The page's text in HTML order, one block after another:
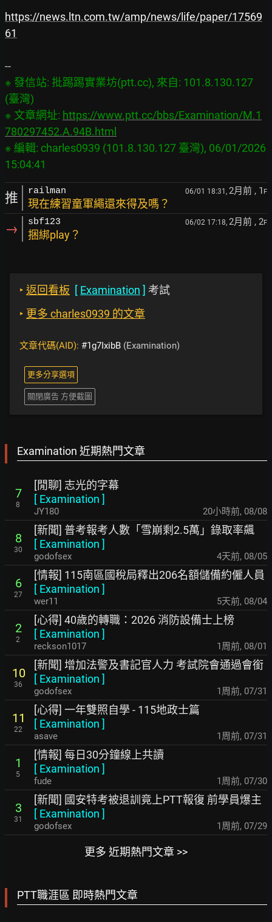
https://news.ltn.com.tw/amp/news/life/paper/17569
61
※ 發信站: 批踢踢實業坊(ptt.cc), 來自: 101.8.130.127
(臺灣)
※ 文章網址: https://www.ptt.cc/bbs/Examination/M.1
780297452.A.94B.html
※ 編輯: charles0939 (101.8.130.127 臺灣), 06/01/2026
推 railman 06/01 18:31, 2月前 , 1 F
現在練習童軍繩還來得及嗎？
→ sbf123 06/02 17:18, 2月前 , 2F
捆綁play？
‣ 返回看板 [ Examination ] 考試
‣ 更多 charles0939 的文章
文章代碼(AID): #1g7IxibB (Examination)
更多分享選項
關閉廣告 方便截圖
Examination 近期熱門文章
7
8
[閒聊] 志光的字幕
[ Examination ]
JY180 20小時前, 08/08
8
30
[新聞] 普考報考人數「雪崩剩2.5萬」錄取率飆
[ Examination ]
godofsex 4天前, 08/05
6
27
[情報] 115南區國稅局釋出206名額儲備約僱人員
[ Examination ]
wer11 5天前, 08/04
2
2
[心得] 40歲的轉職：2026 消防設備士上榜
[ Examination ]
reckson1017 1周前, 08/01
10
36
[新聞] 增加法警及書記官人力 考試院會通過會銜
[ Examination ]
godofsex 1周前, 07/31
11
22
[心得] 一年雙照自學 - 115地政士篇
[ Examination ]
asave 1周前, 07/31
1
5
[情報] 每日30分鐘線上共讀
[ Examination ]
fude 1周前, 07/30
3
31
[新聞] 國安特考被退訓竟上PTT報復 前學員爆主
[ Examination ]
godofsex 1周前, 07/29
更多 近期熱門文章 >>
PTT職涯區 即時熱門文章